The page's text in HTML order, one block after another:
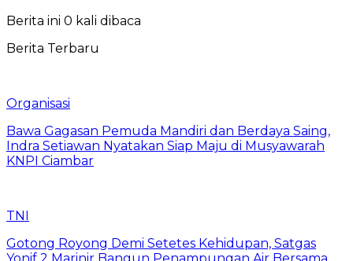
Berita ini 0 kali dibaca
Berita Terbaru
Organisasi
Bawa Gagasan Pemuda Mandiri dan Berdaya Saing,
Indra Setiawan Nyatakan Siap Maju di Musyawarah
KNPI Ciambar
TNI
Gotong Royong Demi Setetes Kehidupan, Satgas